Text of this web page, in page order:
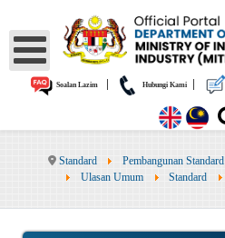
Soalan Lazim| Hubungi Kami|
Standard Pembangunan Standard
Ulasan Umum
Standard